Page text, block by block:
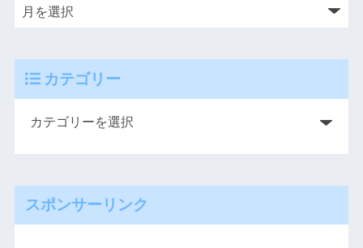
カテゴリー
スポンサーリンク